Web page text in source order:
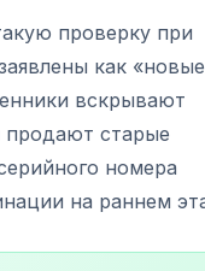
проверку при
как
вскрывают
продают старые
номера
на раннем